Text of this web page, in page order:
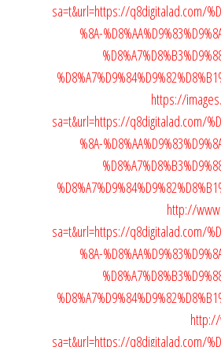
sa=t&url=https://q8digitalad.com/
%8A-
https://
sa=t&url=https://q8digitalad.com/
%8A-
http://
sa=t&url=https://q8digitalad.com/
%8A-
sa=t&url=https://q8digitalad.com/